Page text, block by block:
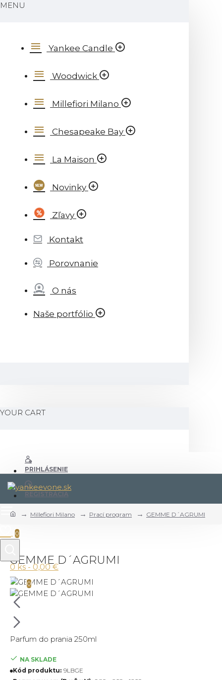
MENU
Yankee Candle
Woodwick
Millefiori Milano
Chesapeake Bay
La Maison
Novinky
Zľavy
Kontakt
Porovnanie
O nás
Naše portfólio
YOUR CART
PRIHLÁSENIE
REGISTRÁCIA
0
0 ks - 0,00 €
0
Millefiori Milano Prací program GEMME D´AGRUMI
GEMME D´AGRUMI
Parfum do prania 250ml
NA SKLADE
Kód produktu: 9LBGE